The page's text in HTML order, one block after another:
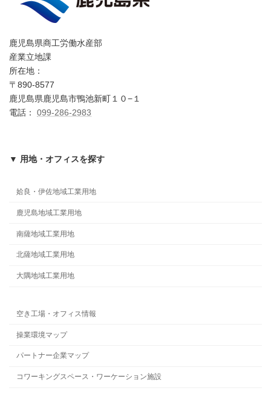
鹿児島県商工労働水産部
産業立地課
所在地：
〒890-8577
鹿児島県鹿児島市鴨池新町１０−１
電話： 099-286-2983
▼ 用地・オフィスを探す
姶良・伊佐地域工業用地
鹿児島地域工業用地
南薩地域工業用地
北薩地域工業用地
大隅地域工業用地
空き工場・オフィス情報
操業環境マップ
パートナー企業マップ
コワーキングスペース・ワーケーション施設